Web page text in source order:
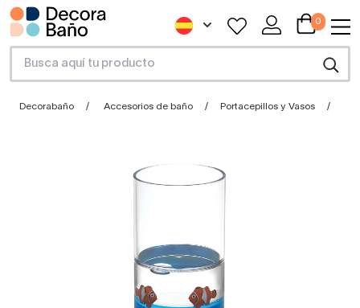
0
Decorabaño Accesorios de baño Portacepillos y Vasos